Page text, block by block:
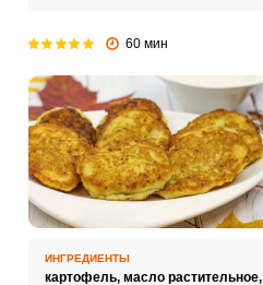
60 мин
ИНГРЕДИЕНТЫ
картофель, масло растительное,